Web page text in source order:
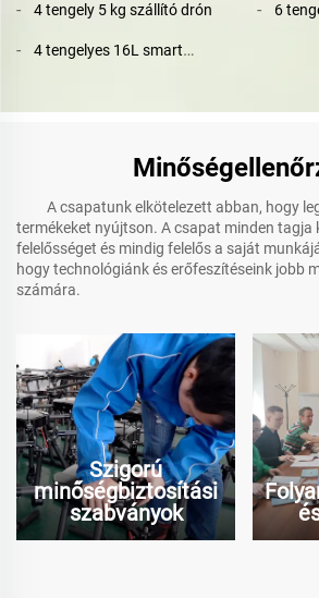
4 tengely 5 kg szállító drón
6
4 tengelyes 16L smart
A csapatunk elkötelezett abban, hogy
termékeket nyújtson. A csapat minden tagja
felelősséget és mindig felelős a saját
hogy technológiánk és erőfeszítéseink jobb
számára.
Szigorú
minőségbiztosítási
szabványok